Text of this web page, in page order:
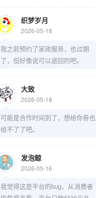
织梦岁月
2026-05-18
我之前预约了家政服务，也过期
了，但好像说可以退回的吧。
大致
2026-05-18
可能是合作时间到了，想给你券也
给不了了吧。
发泡鲸
2026-05-16
我觉得这是平台的bug，从消费者